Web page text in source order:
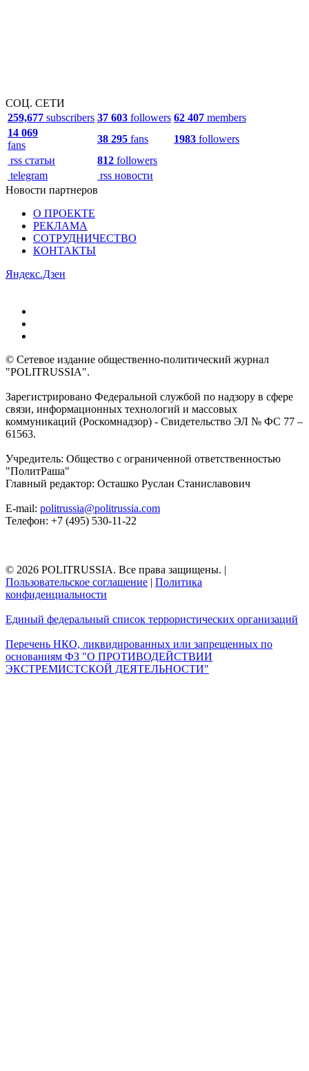
СОЦ. СЕТИ
259,677 subscribers 37 603 followers 62 407 members
14 069
fans
38 295 fans 1983 followers
rss статьи
812 followers
telegram
rss новости
Новости партнеров
О ПРОЕКТЕ
РЕКЛАМА
СОТРУДНИЧЕСТВО
КОНТАКТЫ
Яндекс.Дзен
© Сетевое издание общественно-политический журнал
"POLITRUSSIA".
Зарегистрировано Федеральной службой по надзору в сфере
связи, информационных технологий и массовых
коммуникаций (Роскомнадзор) - Свидетельство ЭЛ № ФС 77 –
61563.
Учредитель: Общество с ограниченной ответственностью
"ПолитРаша"
Главный редактор: Осташко Руслан Станиславович
E-mail: politrussia@politrussia.com
Телефон: +7 (495) 530-11-22
© 2026 POLITRUSSIA. Все права защищены. |
Пользовательское соглашение | Политика
конфиденциальности
Единый федеральный список террористических организаций
Перечень НКО, ликвидированных или запрещенных по
основаниям ФЗ "О ПРОТИВОДЕЙСТВИИ
ЭКСТРЕМИСТСКОЙ ДЕЯТЕЛЬНОСТИ"